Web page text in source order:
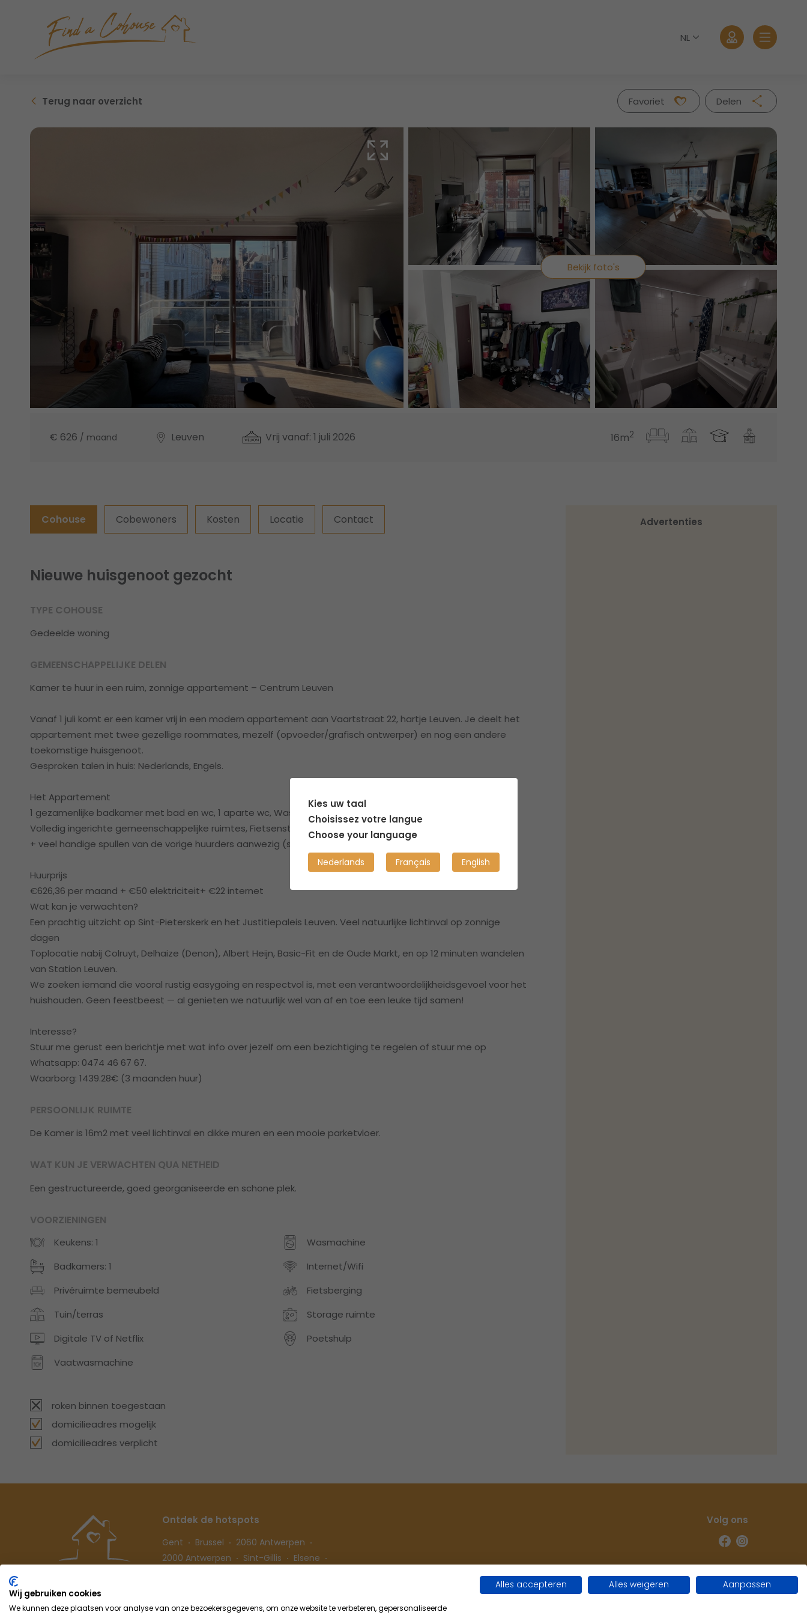
NL
Aanmelden
Wachtwoord vergeten?
Terug naar overzicht Favoriet
Delen
Facebook
Whatsapp
Bekijk foto's
€ 626 / maand Leuven Vrij vanaf: 1 juli 2026 16m2
Cohouse Cobewoners Kosten Locatie Contact
Nieuwe huisgenoot gezocht
TYPE COHOUSE
Gedeelde woning
GEMEENSCHAPPELIJKE DELEN
Kamer te huur in een ruim, zonnige appartement – Centrum Leuven
Vanaf 1 juli komt er een kamer vrij in een modern appartement aan Vaartstraat 22, hartje Leuven. Je deelt het
appartement met twee gezellige roommates, mezelf (opvoeder/grafisch ontwerper) en nog een andere
toekomstige huisgenoot.
Gesproken talen in huis: Nederlands, Engels.
Het Appartement
1 gezamenlijke badkamer met bad en wc, 1 aparte wc, Wasmachine, Vaatwasser, Persoonlijke koelkast, TV,
Volledig ingerichte gemeenschappelijke ruimtes, Fietsenstalling en afvalruimte in de kelder
+ veel handige spullen van de vorige huurders aanwezig (servies, bestek, bank, stoelen, tafels)
Huurprijs
€626,36 per maand + €50 elektriciteit+ €22 internet
Wat kan je verwachten?
Een prachtig uitzicht op Sint-Pieterskerk en het Justitiepaleis Leuven. Veel natuurlijke lichtinval op zonnige
dagen
Toplocatie nabij Colruyt, Delhaize (Denon), Albert Heijn, Basic-Fit en de Oude Markt, en op 12 minuten wandelen
van Station Leuven.
We zoeken iemand die vooral rustig easygoing en respectvol is, met een verantwoordelijkheidsgevoel voor het
huishouden. Geen feestbeest — al genieten we natuurlijk wel van af en toe een leuke tijd samen!
Interesse?
Stuur me gerust een berichtje met wat info over jezelf om een bezichtiging te regelen of stuur me op
Whatsapp: 0474 46 67 67.
Waarborg: 1439.28€ (3 maanden huur)
PERSOONLIJK RUIMTE
De Kamer is 16m2 met veel lichtinval en dikke muren en een mooie parketvloer.
WAT KUN JE VERWACHTEN QUA NETHEID
Een gestructureerde, goed georganiseerde en schone plek.
VOORZIENINGEN
Keukens: 1
Badkamers: 1
Privéruimte bemeubeld
Tuin/terras
Digitale TV of Netflix
Vaatwasmachine
Wasmachine
Internet/Wifi
Fietsberging
Storage ruimte
Poetshulp
roken binnen toegestaan
domicilieadres mogelijk
domicilieadres verplicht
Advertenties
Ontdek de hotspots
Gent Brussel
2060 Antwerpen
2000 Antwerpen
Sint-Gillis
Elsene
Volg ons
Kies uw taal
Choisissez votre langue
Choose your language
Nederlands Français English
Wij gebruiken cookies
We kunnen deze plaatsen voor analyse van onze bezoekersgegevens, om onze website te verbeteren, gepersonaliseerde
Alles accepteren Alles weigeren Aanpassen